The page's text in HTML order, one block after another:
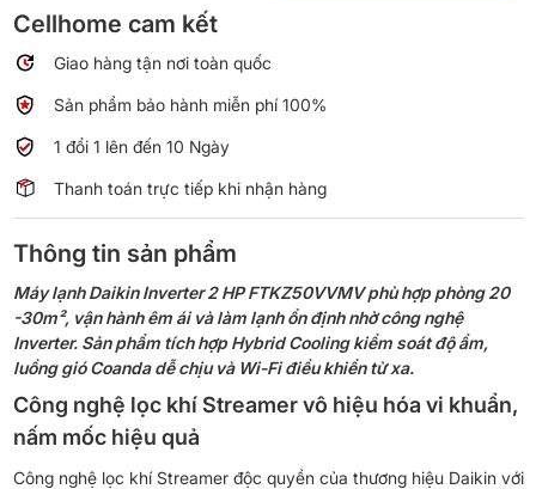
FTKZ50VVMV
số
lượng
Cellhome cam kết
Giao hàng tận nơi toàn quốc
Sản phẩm bảo hành miễn phí 100%
1 đổi 1 lên đến 10 Ngày
Thanh toán trực tiếp khi nhận hàng
Thông tin sản phẩm
Máy lạnh Daikin Inverter 2 HP FTKZ50VVMV phù hợp phòng 20
-30m², vận hành êm ái và làm lạnh ổn định nhờ công nghệ
Inverter. Sản phẩm tích hợp Hybrid Cooling kiểm soát độ ẩm,
luồng gió Coanda dễ chịu và Wi-Fi điều khiển từ xa.
Công nghệ lọc khí Streamer vô hiệu hóa vi khuẩn,
nấm mốc hiệu quả
Công nghệ lọc khí Streamer độc quyền của thương hiệu Daikin với